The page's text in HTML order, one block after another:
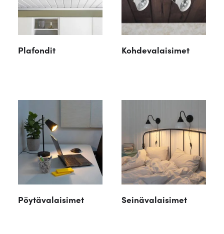
Plafondit Kohdevalaisimet
Pöytävalaisimet Seinävalaisimet